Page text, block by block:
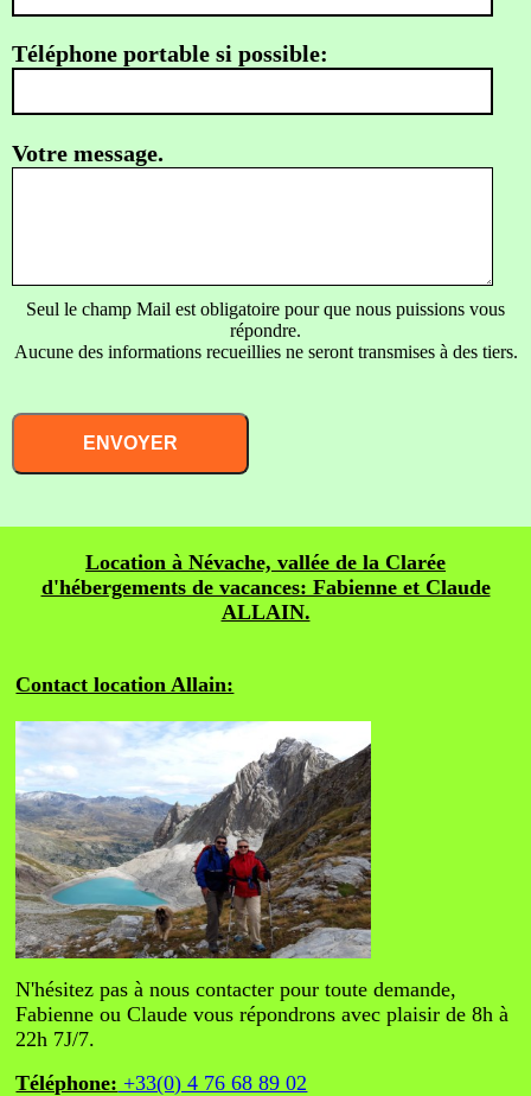
Téléphone portable si possible:
Votre message.
Seul le champ Mail est obligatoire pour que nous puissions vous
répondre.
Aucune des informations recueillies ne seront transmises à des tiers.
Location à Névache, vallée de la Clarée
d'hébergements de vacances: Fabienne et Claude
ALLAIN.
Contact location Allain:
N'hésitez pas à nous contacter pour toute demande,
Fabienne ou Claude vous répondrons avec plaisir de 8h à
22h 7J/7.
Téléphone: +33(0) 4 76 68 89 02